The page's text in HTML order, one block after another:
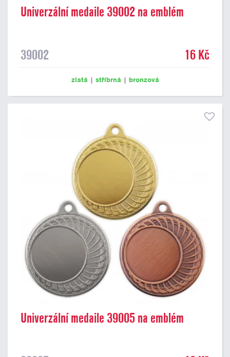
Univerzální medaile 39002 na emblém
39002 16 Kč
zlatá | stříbrná | bronzová
Univerzální medaile 39005 na emblém